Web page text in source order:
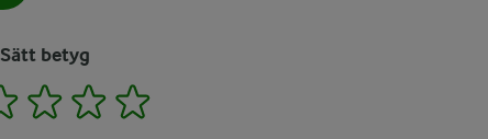
Sätt betyg
2 3 4